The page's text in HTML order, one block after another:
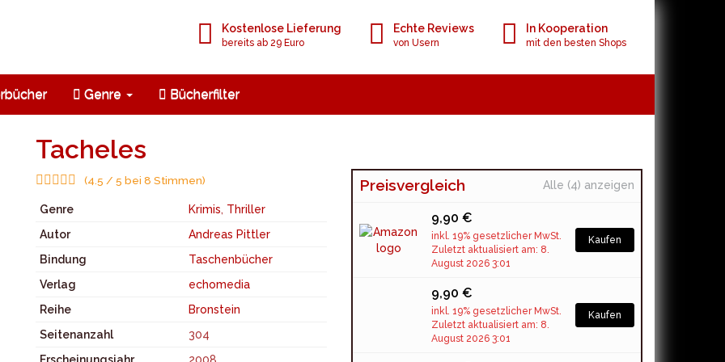
Kostenlose Lieferung
bereits ab 29 Euro
Echte Reviews
von Usern
In Kooperation
mit den besten Shops
Genre Bücherfilter
Tacheles
(4.5 / 5 bei 8 Stimmen) Alle (4) anzeigen
Preisvergleich
9,90 €
inkl. 19% gesetzlicher MwSt.
Zuletzt aktualisiert am: 8.
August 2026 3:01
Kaufen
9,90 €
inkl. 19% gesetzlicher MwSt.
Zuletzt aktualisiert am: 8.
August 2026 3:01
Kaufen
Genre Krimis, Thriller
Autor
Andreas Pittler
Bindung
Taschenbücher
Verlag
echomedia
Reihe
Bronstein
Seitenanzahl
304